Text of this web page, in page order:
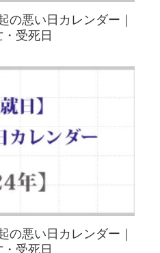
の悪い日カレンダー｜
受死日
の悪い日カレンダー｜
受死日